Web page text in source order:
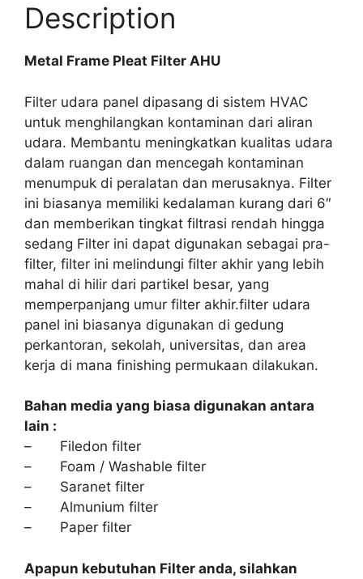
Description
Metal Frame Pleat Filter AHU
Filter udara panel dipasang di sistem HVAC
untuk menghilangkan kontaminan dari aliran
udara. Membantu meningkatkan kualitas udara
dalam ruangan dan mencegah kontaminan
menumpuk di peralatan dan merusaknya. Filter
ini biasanya memiliki kedalaman kurang dari 6″
dan memberikan tingkat filtrasi rendah hingga
sedang Filter ini dapat digunakan sebagai pra-
filter, filter ini melindungi filter akhir yang lebih
mahal di hilir dari partikel besar, yang
memperpanjang umur filter akhir.filter udara
panel ini biasanya digunakan di gedung
perkantoran, sekolah, universitas, dan area
kerja di mana finishing permukaan dilakukan.
Bahan media yang biasa digunakan antara
lain :
– Filedon filter
– Foam / Washable filter
– Saranet filter
– Almunium filter
– Paper filter
Apapun kebutuhan Filter anda, silahkan